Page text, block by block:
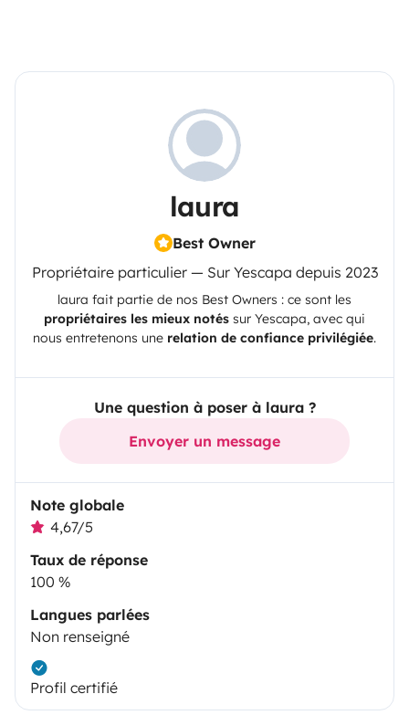
laura
Best Owner
Propriétaire particulier — Sur Yescapa depuis 2023
laura fait partie de nos Best Owners : ce sont les
propriétaires les mieux notés sur Yescapa, avec qui
nous entretenons une relation de confiance privilégiée.
Une question à poser à laura ?
Envoyer un message
Note globale
4,67/5
Taux de réponse
100 %
Langues parlées
Non renseigné
Profil certifié